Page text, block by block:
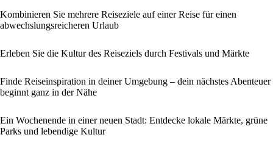
Kombinieren Sie mehrere Reiseziele auf einer Reise für einen
abwechslungsreicheren Urlaub
Erleben Sie die Kultur des Reiseziels durch Festivals und Märkte
Finde Reiseinspiration in deiner Umgebung – dein nächstes Abenteuer
beginnt ganz in der Nähe
Ein Wochenende in einer neuen Stadt: Entdecke lokale Märkte, grüne
Parks und lebendige Kultur